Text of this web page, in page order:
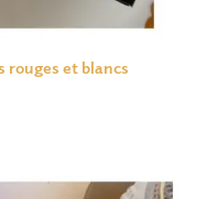
rouges et blancs